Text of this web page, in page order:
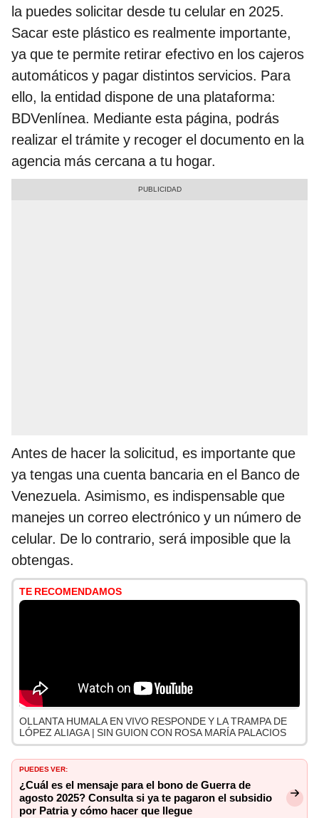
la puedes solicitar desde tu celular en 2025.
Sacar este plástico es realmente importante,
ya que te permite retirar efectivo en los cajeros
automáticos y pagar distintos servicios. Para
ello, la entidad dispone de una plataforma:
BDVenlínea. Mediante esta página, podrás
realizar el trámite y recoger el documento en la
agencia más cercana a tu hogar.
Antes de hacer la solicitud, es importante que
ya tengas una cuenta bancaria en el Banco de
Venezuela. Asimismo, es indispensable que
manejes un correo electrónico y un número de
celular. De lo contrario, será imposible que la
obtengas.
TE RECOMENDAMOS
OLLANTA HUMALA EN VIVO RESPONDE Y LA TRAMPA DE
LÓPEZ ALIAGA | SIN GUION CON ROSA MARÍA PALACIOS
PUEDES VER:
¿Cuál es el mensaje para el bono de Guerra de
agosto 2025? Consulta si ya te pagaron el subsidio
por Patria y cómo hacer que llegue